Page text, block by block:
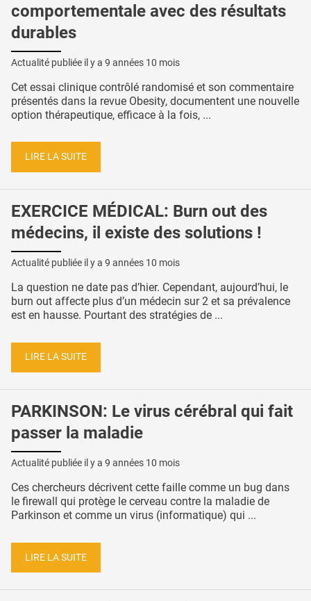
comportementale avec des résultats
durables
Actualité publiée il y a 9 années 10 mois
Cet essai clinique contrôlé randomisé et son commentaire
présentés dans la revue Obesity, documentent une nouvelle
option thérapeutique, efficace à la fois, ...
LIRE LA SUITE
EXERCICE MÉDICAL: Burn out des
médecins, il existe des solutions !
Actualité publiée il y a 9 années 10 mois
La question ne date pas d’hier. Cependant, aujourd’hui, le
burn out affecte plus d’un médecin sur 2 et sa prévalence
est en hausse. Pourtant des stratégies de ...
LIRE LA SUITE
PARKINSON: Le virus cérébral qui fait
passer la maladie
Actualité publiée il y a 9 années 10 mois
Ces chercheurs décrivent cette faille comme un bug dans
le firewall qui protège le cerveau contre la maladie de
Parkinson et comme un virus (informatique) qui ...
LIRE LA SUITE